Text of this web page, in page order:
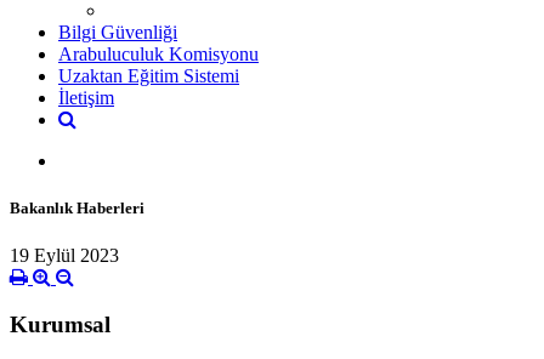
Bilgi Güvenliği
Arabuluculuk Komisyonu
Uzaktan Eğitim Sistemi
İletişim
Bakanlık Haberleri
19 Eylül 2023
Kurumsal